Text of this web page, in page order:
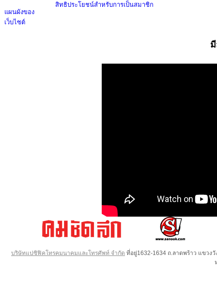
แผนผังของ
เว็บไซต์
สิทธิประโยชน์สำหรับการเป็นสมาชิก
บริษัทแปซิฟิคโทรคมนาคมและโทรศัพท์ จำกัด ที่อยู่1632-1634 ถ.ลาดพร้าว แขวง